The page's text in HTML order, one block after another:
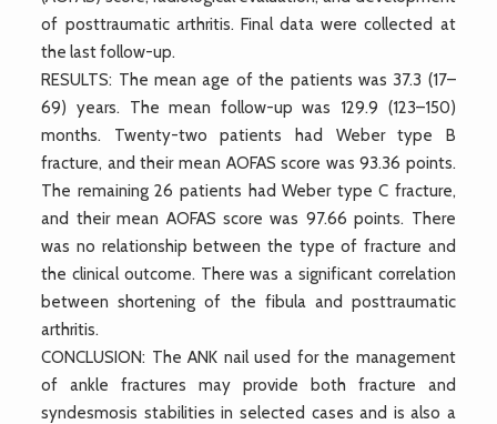
of posttraumatic arthritis. Final data were collected at
the last follow-up.
RESULTS: The mean age of the patients was 37.3 (17–
69) years. The mean follow-up was 129.9 (123–150)
months. Twenty-two patients had Weber type B
fracture, and their mean AOFAS score was 93.36 points.
The remaining 26 patients had Weber type C fracture,
and their mean AOFAS score was 97.66 points. There
was no relationship between the type of fracture and
the clinical outcome. There was a significant correlation
between shortening of the fibula and posttraumatic
arthritis.
CONCLUSION: The ANK nail used for the management
of ankle fractures may provide both fracture and
syndesmosis stabilities in selected cases and is also a